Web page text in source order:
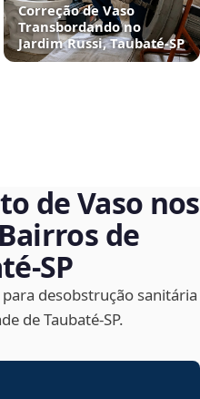
Correção de Vaso
Transbordando no
Jardim Russi, Taubaté‑SP
de Vaso nos
de
desobstrução sanitária
de Taubaté‑SP.